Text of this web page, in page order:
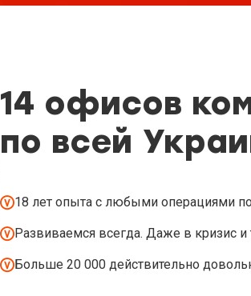
14 офисов
по всей
18 лет опыта с любыми операциями
Развиваемся всегда. Даже в кризис
Больше 20 000 действительно